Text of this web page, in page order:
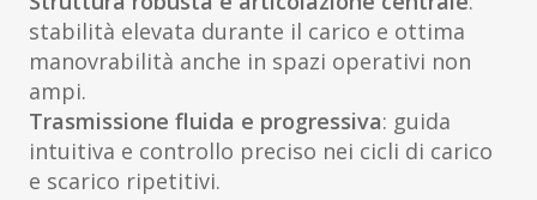
stabilità elevata durante il carico e ottima
manovrabilità anche in spazi operativi non
ampi.
Trasmissione fluida e progressiva: guida
intuitiva e controllo preciso nei cicli di carico
e scarico ripetitivi.